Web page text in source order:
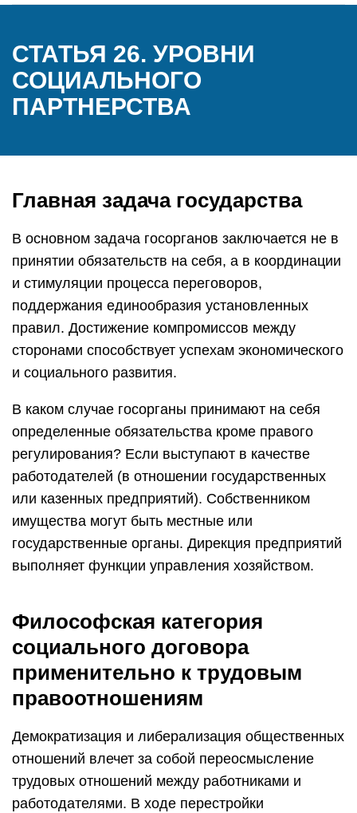
СТАТЬЯ 26. УРОВНИ
СОЦИАЛЬНОГО
ПАРТНЕРСТВА
Главная задача государства
В основном задача госорганов заключается не в
принятии обязательств на себя, а в координации
и стимуляции процесса переговоров,
поддержания единообразия установленных
правил. Достижение компромиссов между
сторонами способствует успехам экономического
и социального развития.
В каком случае госорганы принимают на себя
определенные обязательства кроме правого
регулирования? Если выступают в качестве
работодателей (в отношении государственных
или казенных предприятий). Собственником
имущества могут быть местные или
государственные органы. Дирекция предприятий
выполняет функции управления хозяйством.
Философская категория
социального договора
применительно к трудовым
правоотношениям
Демократизация и либерализация общественных
отношений влечет за собой переосмысление
трудовых отношений между работниками и
работодателями. В ходе перестройки